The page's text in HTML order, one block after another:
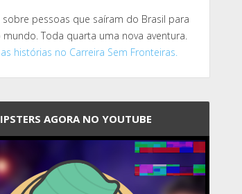
pessoas que saíram do Brasil para
Toda quarta uma nova aventura.
histórias no Carreira Sem Fronteiras.
AGORA NO YOUTUBE